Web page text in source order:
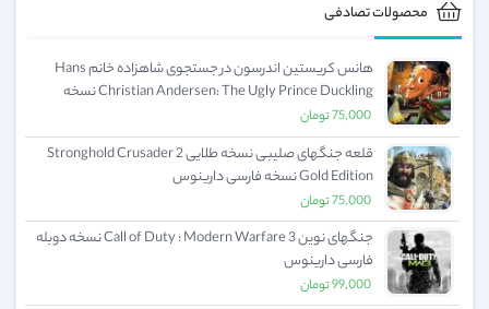
محصولات تصادفی
هانس کریستین اندرسون در جستجوی شاهزاده خانم Hans
Christian Andersen: The Ugly Prince Duckling نسخه
فارسی دارینوس
75,000تومان
قلعه جنگهای صلیبی نسخه طلایی Stronghold Crusader 2
Gold Edition نسخه فارسی دارینوس
75,000تومان
جنگهای نوین Call of Duty : Modern Warfare 3 نسخه دوبله
فارسی دارینوس
99,000تومان